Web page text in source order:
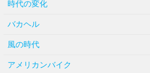
時代の変化
バカヘル
風の時代
アメリカンバイク